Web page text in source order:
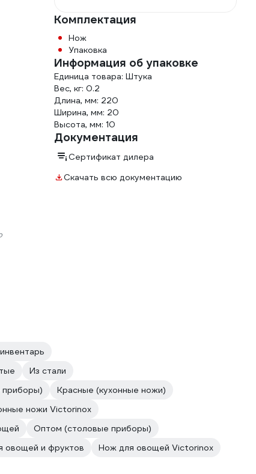
Комплектация
Нож
Упаковка
Информация об упаковке
Единица товара: Штука
Вес, кг: 0.2
Длина, мм: 220
Ширина, мм: 20
Высота, мм: 10
Документация
Сертификат дилера
Скачать всю документацию
Из стали
приборы)
Красные (кухонные ножи)
ножи Victorinox
Оптом (столовые приборы)
овощей и фруктов
Нож для овощей Victorinox